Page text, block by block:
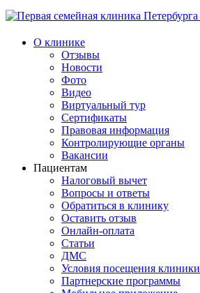
О клинике
Отзывы
Новости
Фото
Видео
Виртуальный тур
Сертификаты
Правовая информация
Контролирующие органы
Вакансии
Пациентам
Налоговый вычет
Вопросы и ответы
Обратиться в клинику
Оставить отзыв
Онлайн-оплата
Статьи
ДМС
Условия посещения клиники
Партнерские программы